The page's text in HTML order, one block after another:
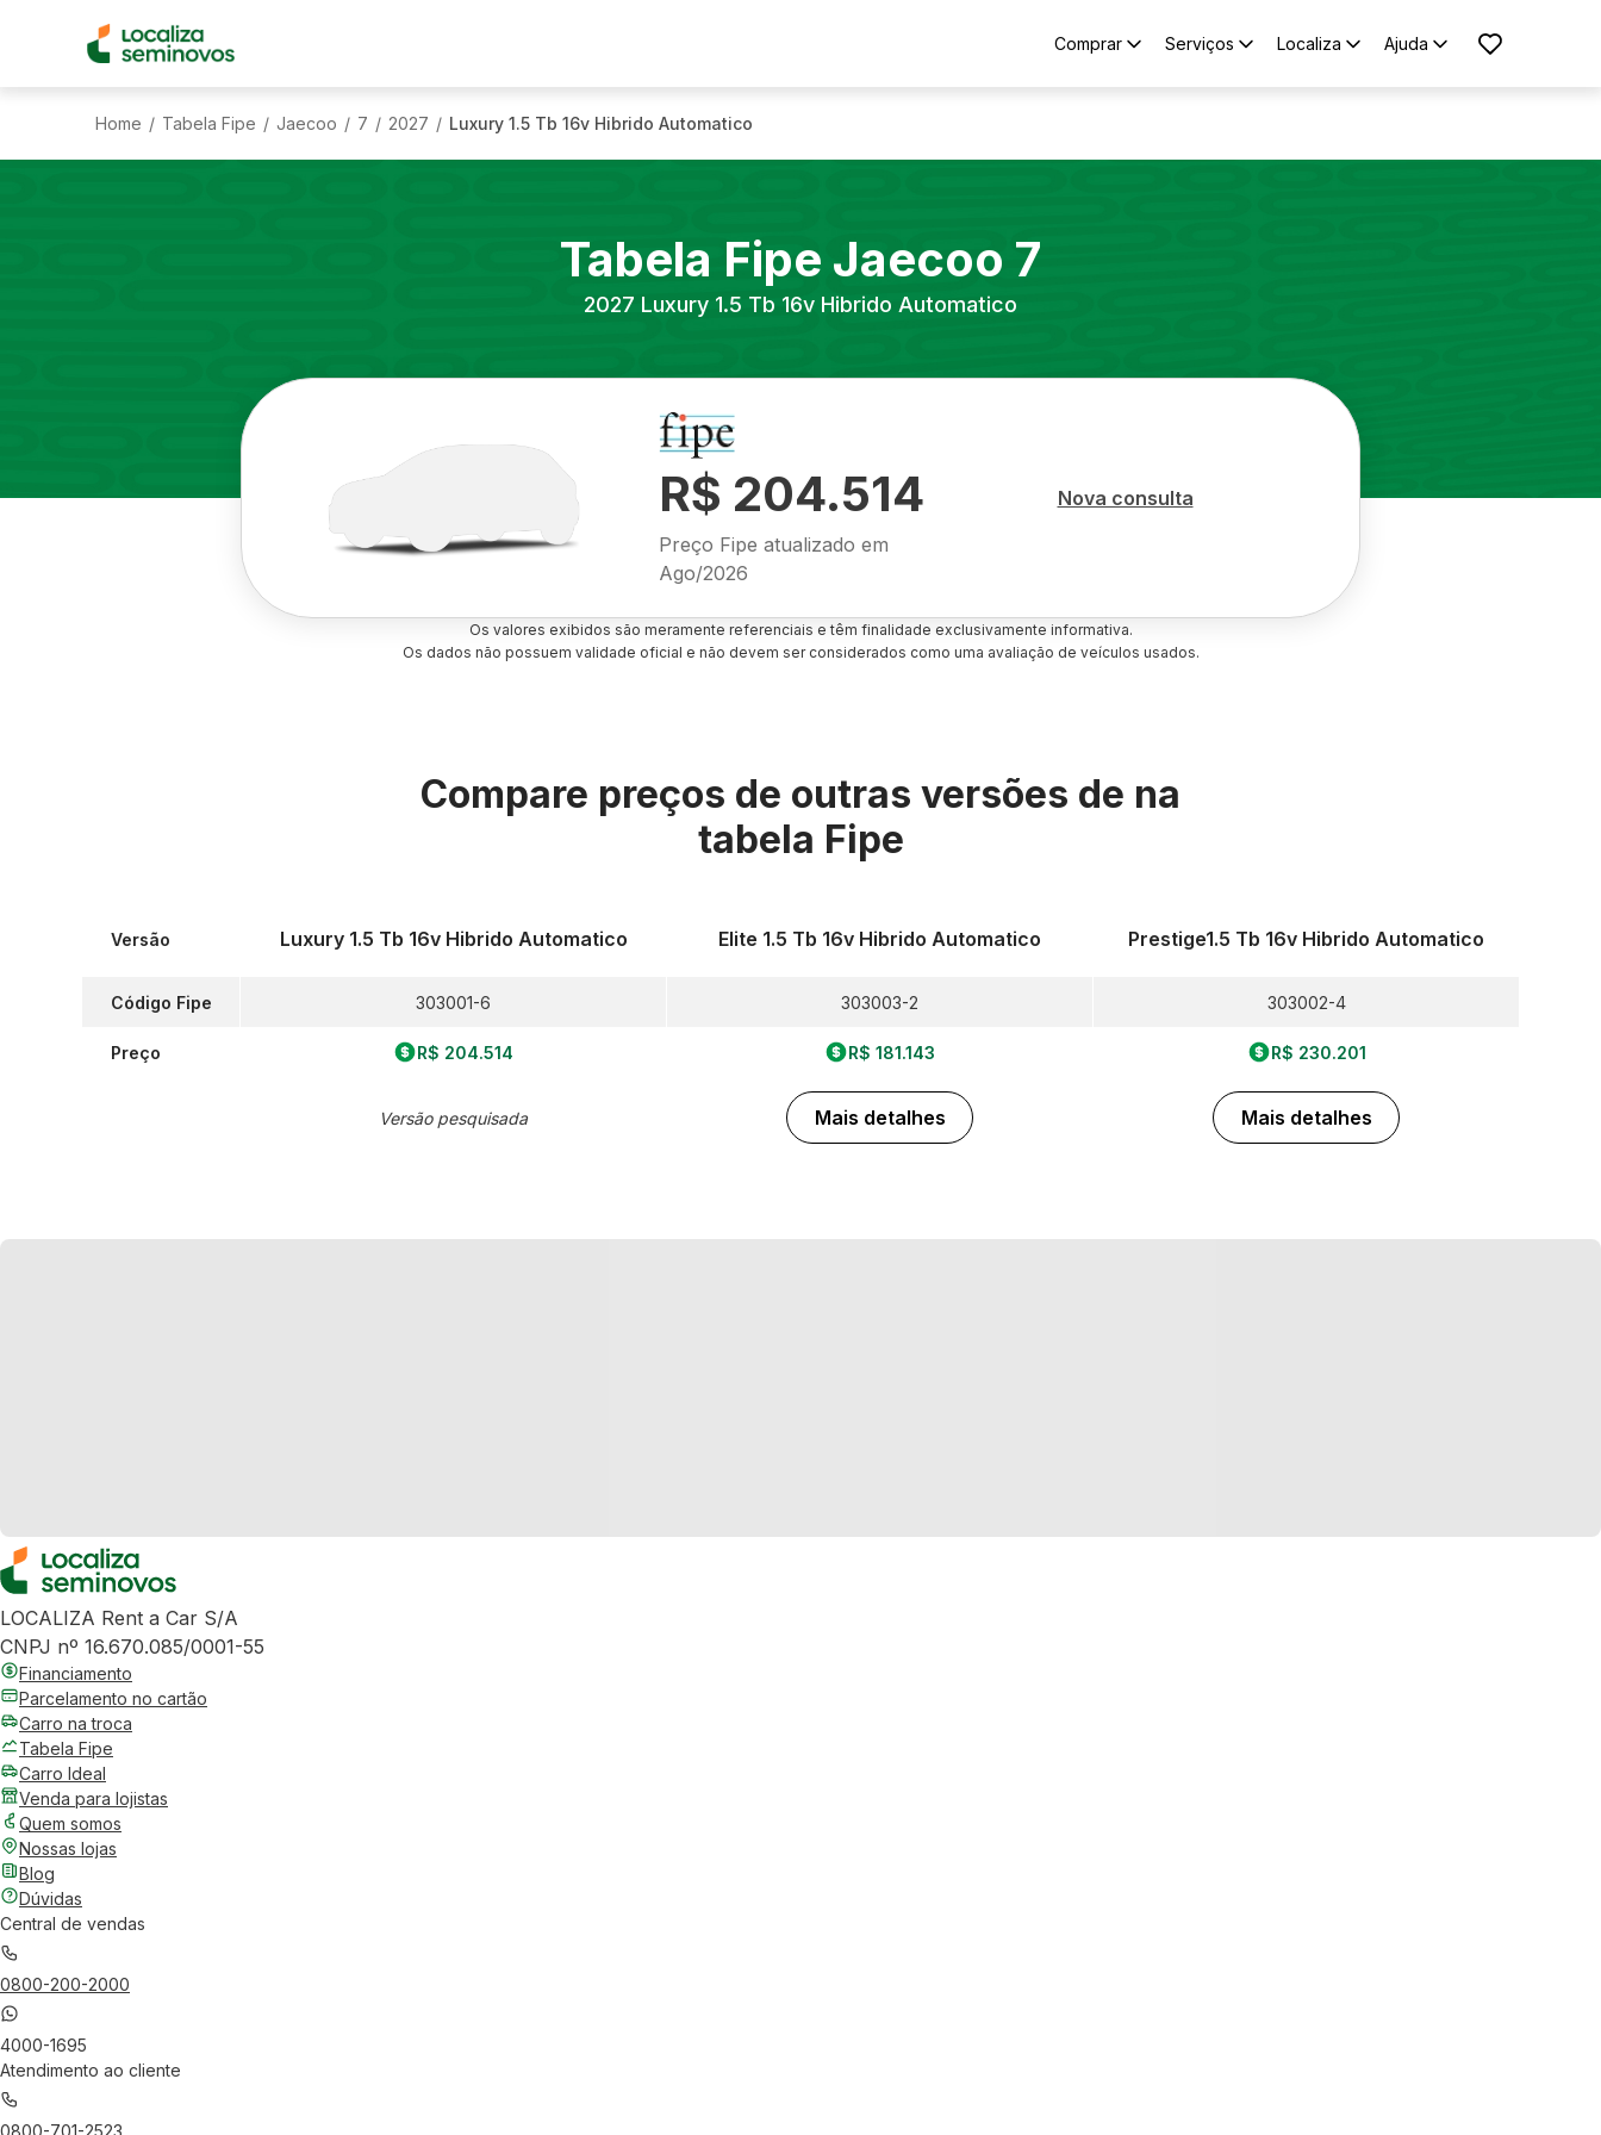
Comprar Serviços Localiza Ajuda
Home / Tabela Fipe / Jaecoo / 7 / 2027 / Luxury 1.5 Tb 16v Hibrido Automatico
Tabela Fipe Jaecoo 7
2027 Luxury 1.5 Tb 16v Hibrido Automatico
R$ 204.514
Preço Fipe atualizado em
Ago/2026
Nova consulta
Os valores exibidos são meramente referenciais e têm finalidade exclusivamente informativa.
Os dados não possuem validade oficial e não devem ser considerados como uma avaliação de veículos usados.
Compare preços de outras versões de na
tabela Fipe
Versão
Código Fipe
Preço
Luxury 1.5 Tb 16v Hibrido Automatico
303001-6
R$ 204.514
Versão pesquisada
Elite 1.5 Tb 16v Hibrido Automatico
303003-2
R$ 181.143
Mais detalhes
Prestige1.5 Tb 16v Hibrido Automatico
303002-4
R$ 230.201
Mais detalhes
LOCALIZA Rent a Car S/A
CNPJ nº 16.670.085/0001-55
Financiamento
Parcelamento no cartão
Carro na troca
Tabela Fipe
Carro Ideal
Venda para lojistas
Quem somos
Nossas lojas
Blog
Dúvidas
Central de vendas
0800-200-2000
4000-1695
Atendimento ao cliente
0800-701-2523